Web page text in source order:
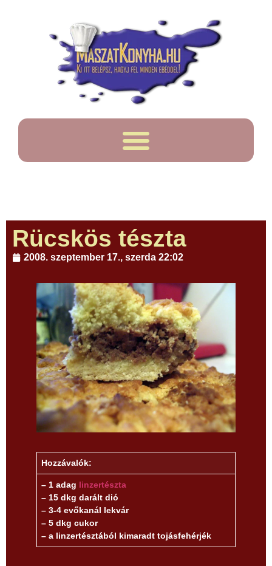
Rücskös tészta
2008. szeptember 17., szerda 22:02
Hozzávalók:
– 1 adag linzertészta
– 15 dkg darált dió
– 3-4 evőkanál lekvár
– 5 dkg cukor
– a linzertésztából kimaradt tojásfehérjék